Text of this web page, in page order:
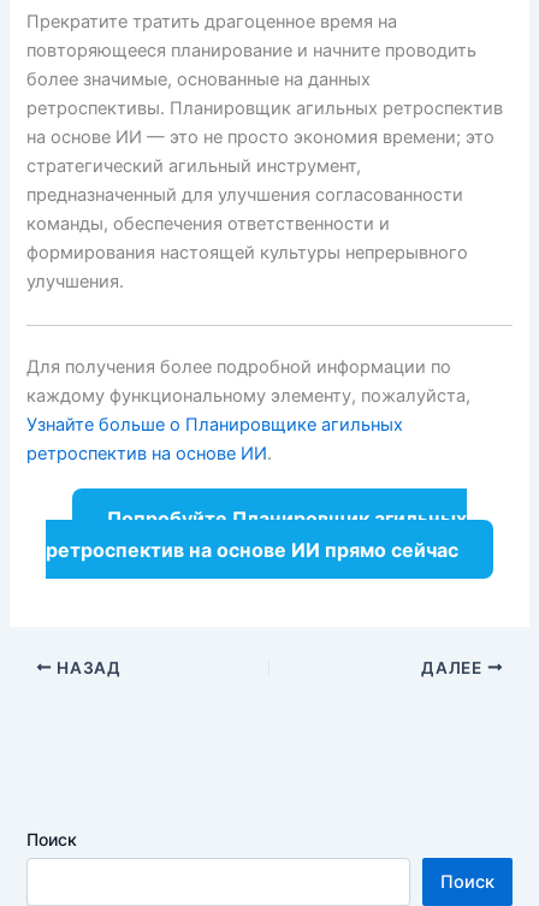
Прекратите тратить драгоценное время на
повторяющееся планирование и начните проводить
более значимые, основанные на данных
ретроспективы. Планировщик агильных ретроспектив
на основе ИИ — это не просто экономия времени; это
стратегический агильный инструмент,
предназначенный для улучшения согласованности
команды, обеспечения ответственности и
формирования настоящей культуры непрерывного
улучшения.
Для получения более подробной информации по
каждому функциональному элементу, пожалуйста,
Узнайте больше о Планировщике агильных
ретроспектив на основе ИИ.
Попробуйте Планировщик агильных
ретроспектив на основе ИИ прямо сейчас
НАЗАД ДАЛЕЕ
Поиск
Поиск